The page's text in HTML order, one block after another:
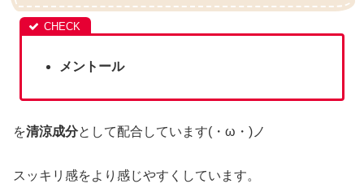
メントール
を清涼成分として配合しています(・ω・)ノ
スッキリ感をより感じやすくしています。